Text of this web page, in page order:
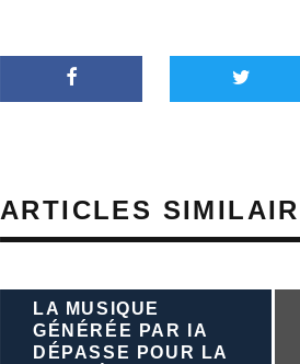
ARTICLES
LA MUSIQUE
GÉNÉRÉE PAR IA
DÉPASSE POUR LA